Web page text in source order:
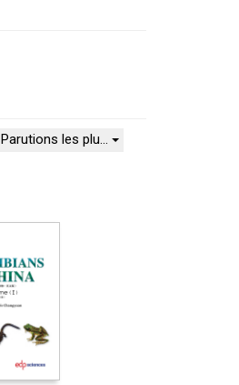
Parutions les plu…